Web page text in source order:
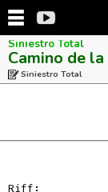
Siniestro Total
Camino de la
Siniestro Total